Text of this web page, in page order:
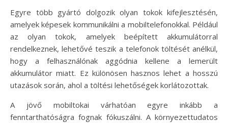
Egyre több gyártó dolgozik olyan tokok kifejlesztésén,
amelyek képesek kommunikálni a mobiltelefonokkal. Például
az olyan tokok, amelyek beépített akkumulátorral
rendelkeznek, lehetővé teszik a telefonok töltését anélkül,
hogy a felhasználónak aggódnia kellene a lemerült
akkumulátor miatt. Ez különösen hasznos lehet a hosszú
utazások során, ahol a töltési lehetőségek korlátozottak.
A jövő mobiltokai várhatóan egyre inkább a
fenntarthatóságra fognak fókuszálni. A környezettudatos